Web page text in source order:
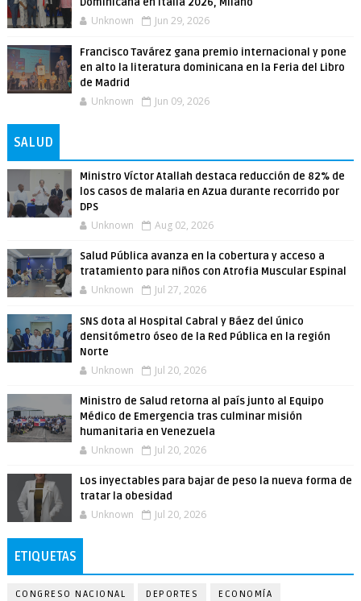
Unknown Jun 29, 2026
Francisco Tavárez gana premio internacional y pone
en alto la literatura dominicana en la Feria del Libro
de Madrid
Unknown Jun 09, 2026
SALUD
Ministro Víctor Atallah destaca reducción de 82% de
los casos de malaria en Azua durante recorrido por
DPS
Unknown Aug 02, 2026
Salud Pública avanza en la cobertura y acceso a
tratamiento para niños con Atrofia Muscular Espinal
Unknown Jul 27, 2026
SNS dota al Hospital Cabral y Báez del único
densitómetro óseo de la Red Pública en la región
Norte
Unknown Jul 20, 2026
Ministro de Salud retorna al país junto al Equipo
Médico de Emergencia tras culminar misión
humanitaria en Venezuela
Unknown Jul 20, 2026
Los inyectables para bajar de peso la nueva forma de
tratar la obesidad
Unknown Jul 20, 2026
ETIQUETAS
CONGRESO NACIONAL DEPORTES ECONOMÍA